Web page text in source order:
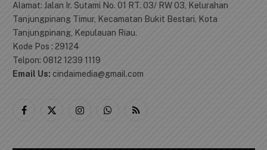
Alamat: Jalan Ir. Sutami No. 01 RT. 03/ RW 03, Kelurahan
Tanjungpinang Timur, Kecamatan Bukit Bestari, Kota
Tanjungpinang, Kepulauan Riau.
Kode Pos : 29124
Telpon: 0812 1239 1119
Email Us: cindaimedia@gmail.com
Facebook
X
InstagramWhatsApp
RSS